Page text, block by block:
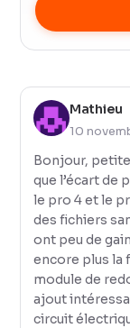
Mathieu
10
Bonjour,
que l’écart de
le pro 4 et le
des fichiers
ont peu de
encore plus la
module de
ajout
circuit